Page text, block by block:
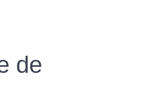
de